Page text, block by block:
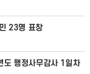
23명 표창
도 행정사무감사 1일차